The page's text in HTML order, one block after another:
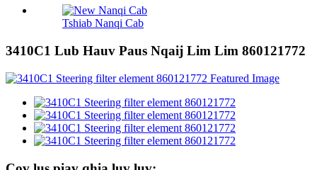
Tshiab Nanqi Cab
3410C1 Lub Hauv Paus Nqaij Lim Lim 860121772